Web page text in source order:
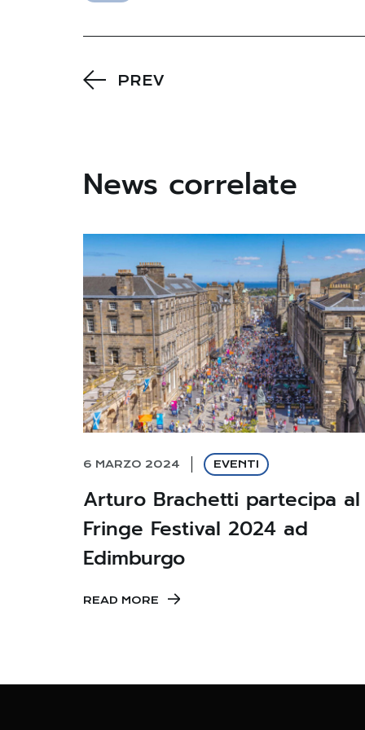
PREV
News correlate
6 MARZO 2024 EVENTI
Arturo Brachetti partecipa al
Fringe Festival 2024 ad
Edimburgo
READ MORE